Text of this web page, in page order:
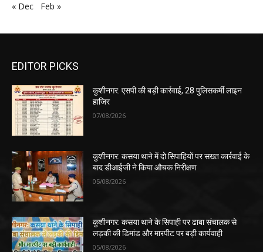
« Dec
Feb »
EDITOR PICKS
कुशीनगर: एसपी की बड़ी कार्रवाई, 28 पुलिसकर्मी लाइन
हाजिर
07/08/2026
कुशीनगर: कसया थाने में दो सिपाहियों पर सख्त कार्रवाई के
बाद डीआईजी ने किया औचक निरीक्षण
05/08/2026
कुशीनगर: कसया थाने के सिपाही पर ढाबा संचालक से
लड़की की डिमांड और मारपीट पर बड़ी कार्यवाही
05/08/2026